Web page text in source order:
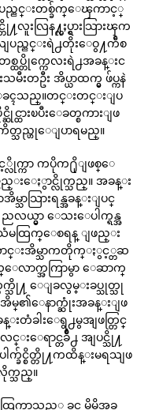
ည္ညင္းတစ္ခ်က္ေၾကာင့္
းလြန႔္လႈပ္ရွားသြားၾက
ပည္ညင္းရဲ႕တိုးေဝွ႔က်ီစ
ထပ္တိုက္ကေလးရဲ႕အခန္းင
တဦး အိပ္ယာထက္မွ ဖ်ပ္ကနဲ
ခၚသည္။တင္းတင္းျပ
င္ထားၿပီးေခတ္စကားျဖ
ည္ဟုေျပာရမည္။
င့္လိုက္ကာ ကပိုက႐ိုျဖစ္ေ
းေႏွာင္လိုက္သည္။ အခန္း
ာသြားရန္အခန္းျပင္
ယ္မွာ ေသးေပါက္ရန္အ
သံမထြက္ေစရန္ ျဖည္း
လာင္းအိမ္သာကတိုက္ႏွင့္တဆ
လာက္အကြာမွာ ေဆာက္
က္သို႔ ေျခလွမ္းခပ္သုတ္သု
အိမ္၏ေနာက္ဆုံးအခန္းျဖ
တံခါးေရွ႕မွအျဖတ္တြင္
င္းေရာင္တခ်ိဳ႕ အျပင္သို႔
က္ခ်င္စိတ္တို႔ကထိန္းမရသျဖ
က္သည္။
ြက္လာသည့္ ခင္မ မိမိအခ